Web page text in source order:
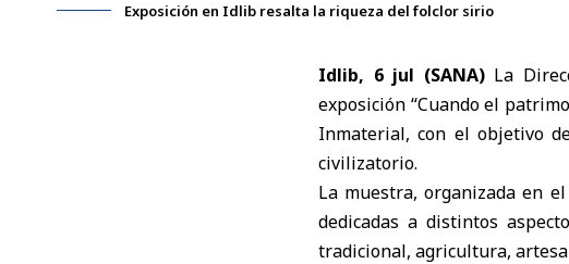
Exposición en Idlib resalta la riqueza del folclor sirio
Idlib, 6 jul (SANA)La
exposición “Cuando el
Inmaterial, con el objetivo
civilizatorio.
La muestra, organizada en
dedicadas a distintos
tradicional, agricultura,